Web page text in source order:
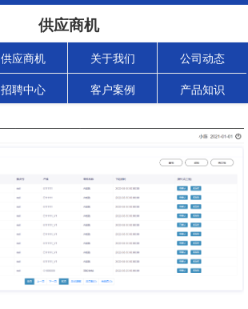
供应商机
供应商机 关于我们 公司动态
招聘中心 客户案例 产品知识